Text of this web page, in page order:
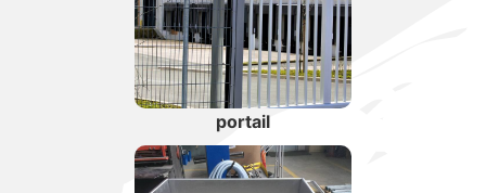
portail